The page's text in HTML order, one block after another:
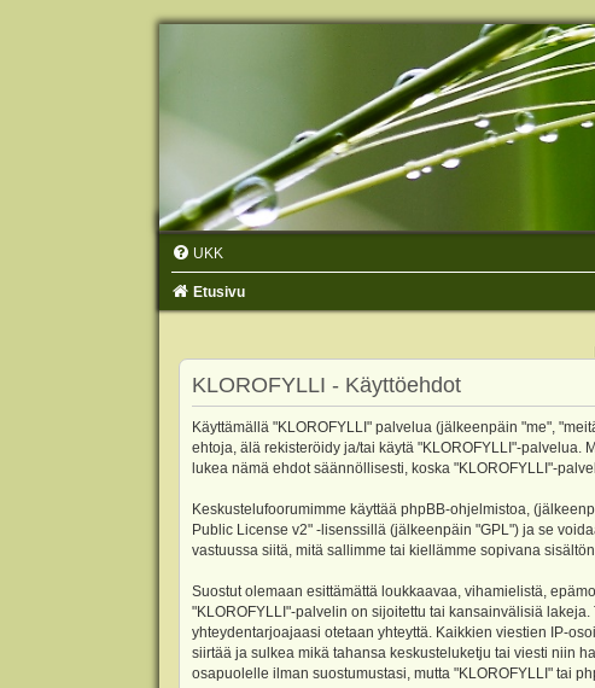
UKK
Etusivu
KLOROFYLLI - Käyttöehdot
Käyttämällä "KLOROFYLLI" palvelua (jälkeenpäin "me",
ehtoja, älä rekisteröidy ja/tai käytä "KLOROFYLLI"-palvelua.
lukea nämä ehdot säännöllisesti, koska "KLOROFYLLI"-
Keskustelufoorumimme käyttää phpBB-ohjelmistoa,
Public License v2" -lisenssillä (jälkeenpäin "GPL") ja se
vastuussa siitä, mitä sallimme tai kiellämme sopivana
Suostut olemaan esittämättä loukkaavaa, vihamielistä,
"KLOROFYLLI"-palvelin on sijoitettu tai kansainvälisiä
yhteydentarjoajaasi otetaan yhteyttä. Kaikkien viestien IP-
siirtää ja sulkea mikä tahansa keskusteluketju tai viesti niin
osapuolelle ilman suostumustasi, mutta "KLOROFYLLI" tai